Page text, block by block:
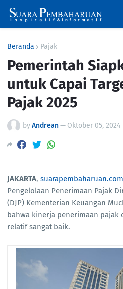
Beranda Pajak
Pemerintah
untuk Capai
Pajak 2025
byAndrean— Oktober 05, 2024
JAKARTA, suarapembaharuan.com
Pengelolaan Penerimaan Pajak
(DJP) Kementerian Keuangan
bahwa kinerja penerimaan pajak
relatif sangat baik.